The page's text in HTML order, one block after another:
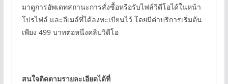
มาดูการอัพเดทสถานะการสั่งซื้อหรือรับไฟล์วิดีโอได้ในหน้า
โปรไฟล์ และอีเมล์ที่ได้ลงทะเบียนไว้ โดยมีค่าบริการเริ่มต้น
เพียง 499 บาทต่อหนึ่งคลิปวิดีโอ
สนใจติดตามรายละเอียดได้ที่